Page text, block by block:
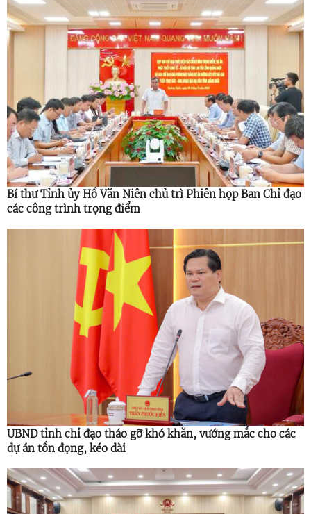
Bí thư Tỉnh ủy Hồ Văn Niên chủ trì Phiên họp Ban Chỉ đạo
các công trình trọng điểm
UBND tỉnh chỉ đạo tháo gỡ khó khăn, vướng mắc cho các
dự án tồn đọng, kéo dài